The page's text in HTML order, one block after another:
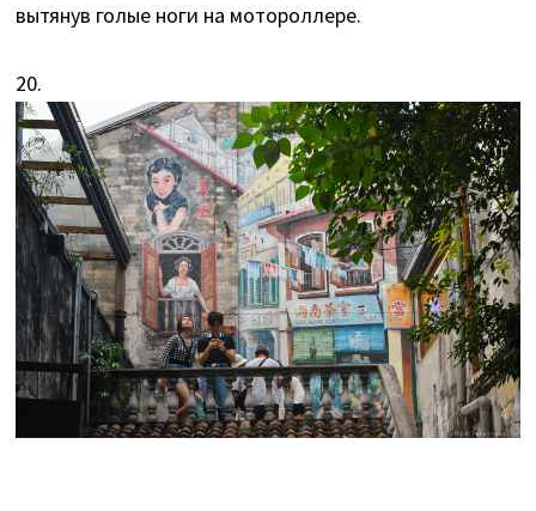
вытянув голые ноги на мотороллере.
20.